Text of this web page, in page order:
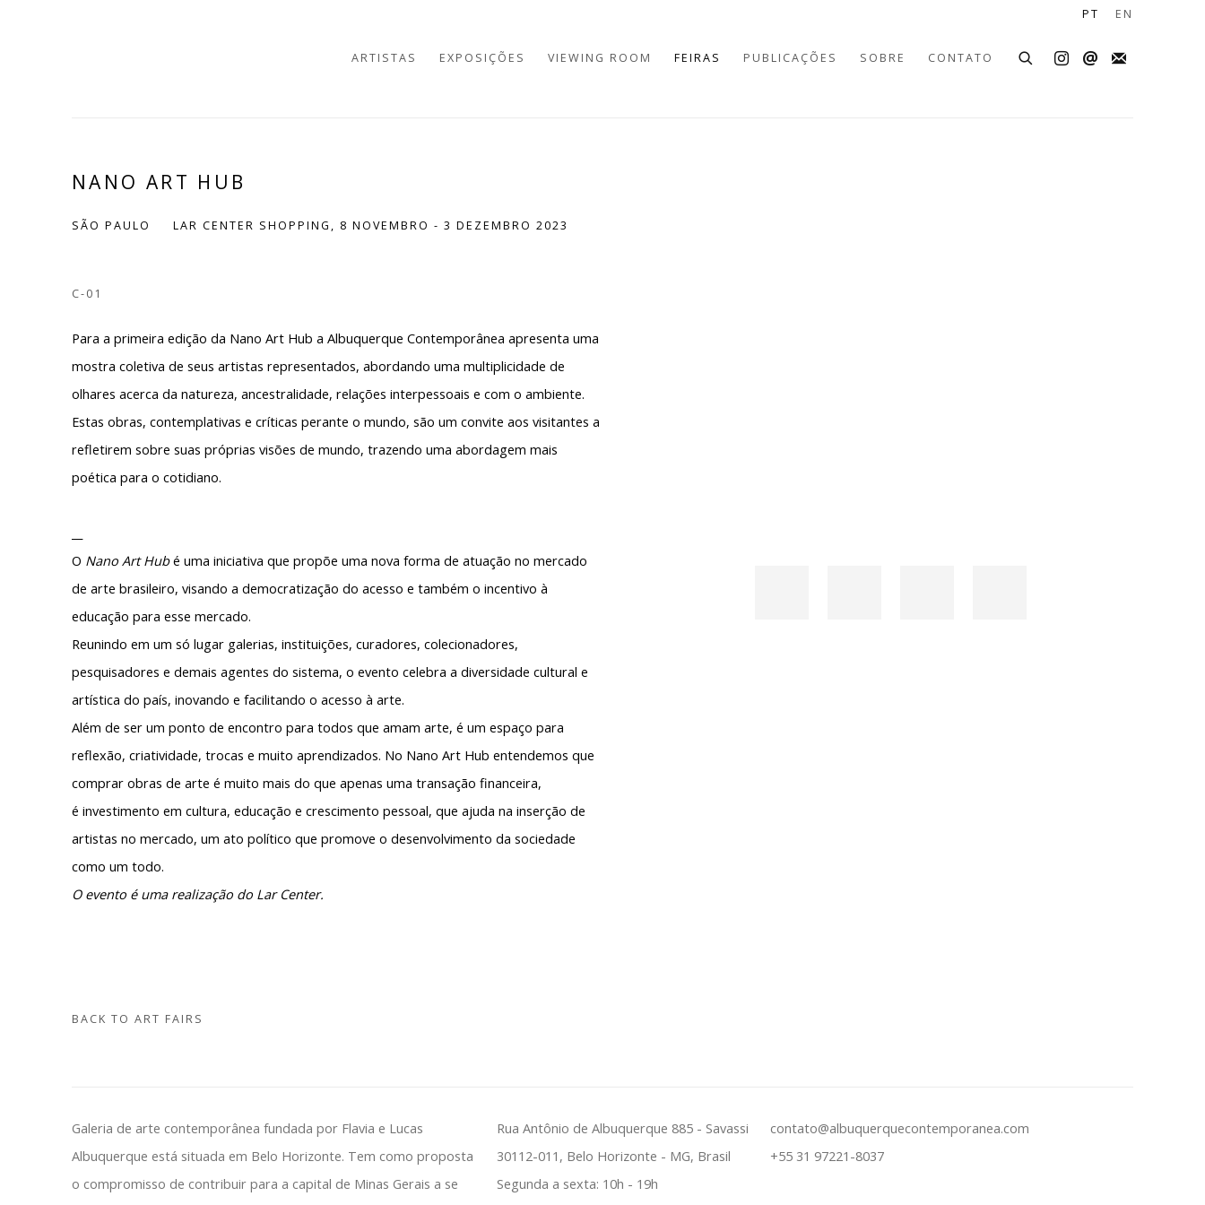
ARTISTAS EXPOSIÇÕES VIEWING ROOM FEIRAS PUBLICAÇÕES SOBRE CONTATO
PT EN
NANO ART HUB
SÃO PAULO LAR CENTER SHOPPING, 8 NOVEMBRO - 3 DEZEMBRO 2023
C-01
Para a primeira edição da Nano Art Hub a Albuquerque Contemporânea apresenta uma
mostra coletiva de seus artistas representados, abordando uma multiplicidade de
olhares acerca da natureza, ancestralidade, relações interpessoais e com o ambiente.
Estas obras, contemplativas e críticas perante o mundo, são um convite aos visitantes a
refletirem sobre suas próprias visões de mundo, trazendo uma abordagem mais
poética para o cotidiano.
O Nano Art Hubé uma iniciativa que propõe uma nova forma de atuação no mercado
de arte brasileiro, visando a democratização do acesso e também o incentivo à
educação para esse mercado.
Reunindo em um só lugar galerias, instituições, curadores, colecionadores,
pesquisadores e demais agentes do sistema, o evento celebra a diversidade cultural e
artística do país, inovando e facilitando o acesso à arte.
Além de ser um ponto de encontro para todos que amam arte, é um espaço para
reflexão, criatividade, trocas e muito aprendizados. No Nano Art Hub entendemos que
comprar obras de arte é muito mais do que apenas uma transação financeira,
é investimento em cultura, educação e crescimento pessoal, que ajuda na inserção de
artistas no mercado, um ato político que promove o desenvolvimento da sociedade
como um todo.
O evento é uma realização do Lar Center.
BACK TO ART FAIRS
Galeria de arte contemporânea fundada por Flavia e Lucas
Albuquerque está situada em Belo Horizonte. Tem como proposta
o compromisso de contribuir para a capital de Minas Gerais a se
Rua Antônio de Albuquerque 885 - Savassi
30112-011, Belo Horizonte - MG, Brasil
Segunda a sexta: 10h - 19h
contato@albuquerquecontemporanea.com
+55 31 97221-8037